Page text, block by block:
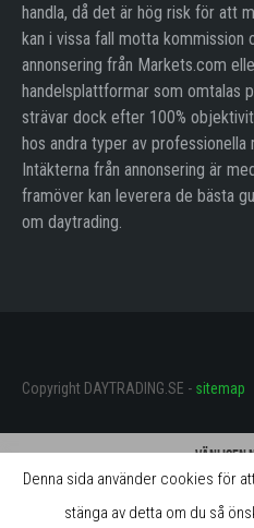
handla, då det är hög risk för att
kan i vissa fall motta kommission
annonsering från Markets.com
handelsplattformar som omtalas
strävar dock efter 100%
hos andra typer av professionella
Intäkterna från annonsering är
framöver kan leverera de bästa
om daytrading.
Copyright DAYTRADING.SE - sitemap
Denna sida använder cookies för
stänga av detta om du så
Vänligen
Daytrading.se får betalning för
Betalningen innebär att vi ständigt
aktiviteterna gratis för